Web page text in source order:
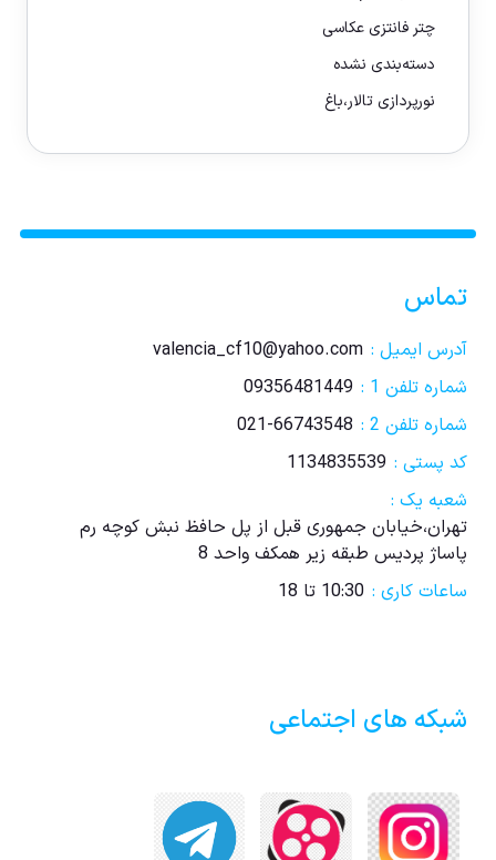
چتر فانتزی عکاسی
دسته‌بندی نشده
نورپردازی تالار،باغ
تماس
آدرس ایمیل : valencia_cf10@yahoo.com
شماره تلفن 1 :
09356481449
شماره تلفن 2 :
021-66743548
کد پستی : 1134835539
شعبه یک :
تهران،خیابان جمهوری قبل از پل حافظ نبش کوچه رم
پاساژ پردیس طبقه زیر همکف واحد 8
ساعات کاری : 10:30 تا 18
شبکه های اجتماعی